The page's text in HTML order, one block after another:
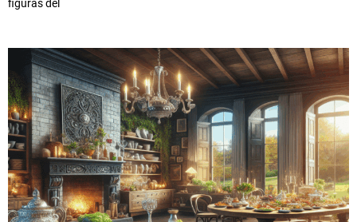
figuras del